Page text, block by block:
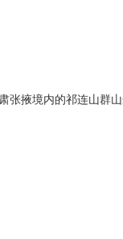
张掖境内的祁连山群